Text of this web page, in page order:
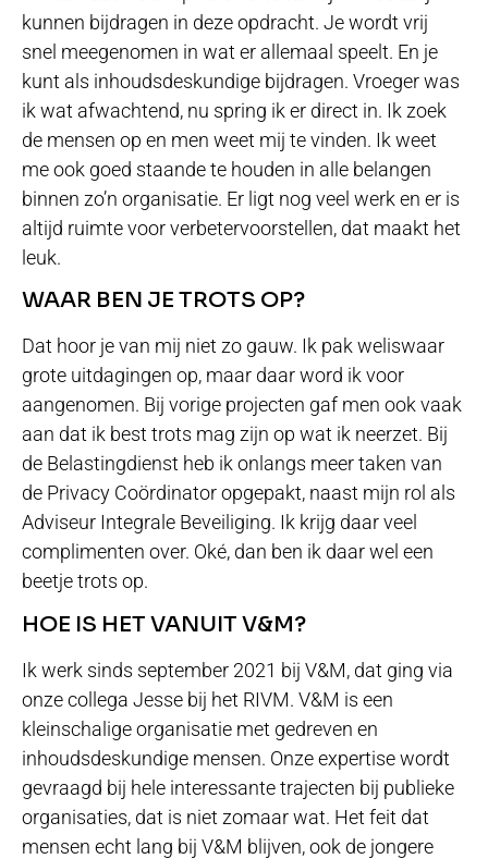
kunnen bijdragen in deze opdracht. Je wordt vrij
snel meegenomen in wat er allemaal speelt. En je
kunt als inhoudsdeskundige bijdragen. Vroeger was
ik wat afwachtend, nu spring ik er direct in. Ik zoek
de mensen op en men weet mij te vinden. Ik weet
me ook goed staande te houden in alle belangen
binnen zo’n organisatie. Er ligt nog veel werk en er is
altijd ruimte voor verbetervoorstellen, dat maakt het
leuk.
WAAR BEN JE TROTS OP?
Dat hoor je van mij niet zo gauw. Ik pak weliswaar
grote uitdagingen op, maar daar word ik voor
aangenomen. Bij vorige projecten gaf men ook vaak
aan dat ik best trots mag zijn op wat ik neerzet. Bij
de Belastingdienst heb ik onlangs meer taken van
de Privacy Coördinator opgepakt, naast mijn rol als
Adviseur Integrale Beveiliging. Ik krijg daar veel
complimenten over. Oké, dan ben ik daar wel een
beetje trots op.
HOE IS HET VANUIT V&M?
Ik werk sinds september 2021 bij V&M, dat ging via
onze collega Jesse bij het RIVM. V&M is een
kleinschalige organisatie met gedreven en
inhoudsdeskundige mensen. Onze expertise wordt
gevraagd bij hele interessante trajecten bij publieke
organisaties, dat is niet zomaar wat. Het feit dat
mensen echt lang bij V&M blijven, ook de jongere